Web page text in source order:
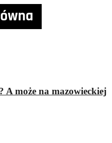
A może na mazowieckiej